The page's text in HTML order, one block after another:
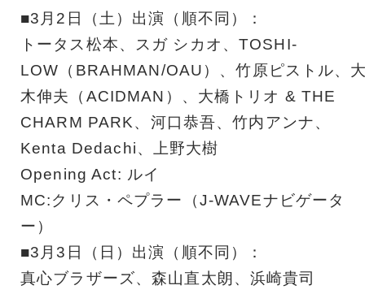
■3月2日（土）出演（順不同）：
トータス松本、スガ シカオ、TOSHI-
LOW（BRAHMAN/OAU）、竹原ピストル、
木伸夫（ACIDMAN）、大橋トリオ & THE
CHARM PARK、河口恭吾、竹内アンナ、
Kenta Dedachi、上野大樹
Opening Act: ルイ
MC:クリス・ペプラー（J-WAVEナビゲータ
ー）
■3月3日（日）出演（順不同）：
真心ブラザーズ、森山直太朗、浜崎貴司